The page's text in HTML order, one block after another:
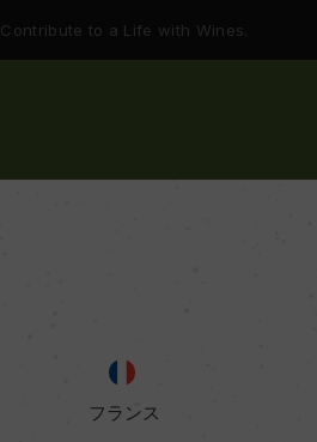
Contribute to a Life with Wines.
フランス